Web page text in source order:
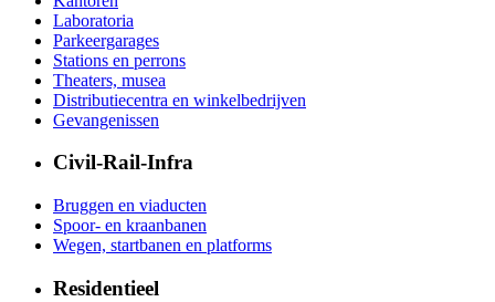
Laboratoria
Parkeergarages
Stations en perrons
Theaters, musea
Distributiecentra en winkelbedrijven
Gevangenissen
Civil-Rail-Infra
Bruggen en viaducten
Spoor- en kraanbanen
Wegen, startbanen en platforms
Residentieel